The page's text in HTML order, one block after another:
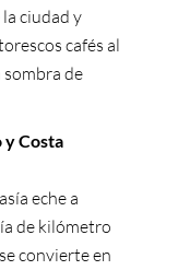
ciudad y
cafés al
de
y Costa
eche a
de kilómetro
convierte en